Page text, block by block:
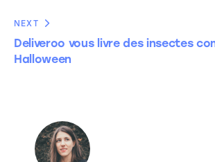
NEXT
Deliveroo vous livre des insectes
Halloween